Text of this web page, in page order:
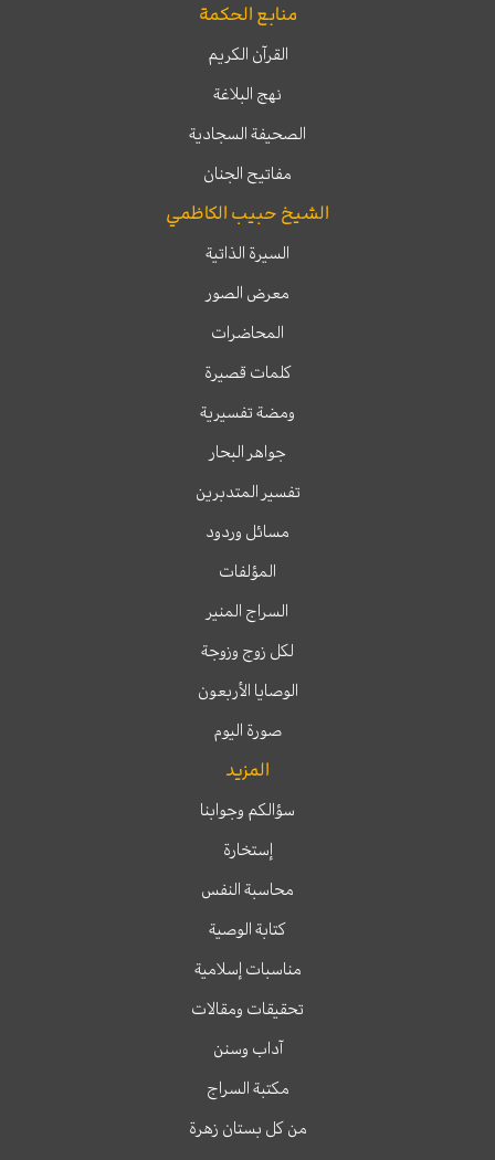
منابع الحكمة
القرآن الكريم
نهج البلاغة
الصحيفة السجادية
مفاتيح الجنان
الشيخ حبيب الكاظمي
السيرة الذاتية
معرض الصور
المحاضرات
كلمات قصيرة
ومضة تفسيرية
جواهر البحار
تفسير المتدبرين
مسائل وردود
المؤلفات
السراج المنير
لكل زوج وزوجة
الوصايا الأربعون
صورة اليوم
المزيد
سؤالكم وجوابنا
إستخارة
محاسبة النفس
كتابة الوصية
مناسبات إسلامية
تحقيقات ومقالات
آداب وسنن
مكتبة السراج
من كل بستان زهرة